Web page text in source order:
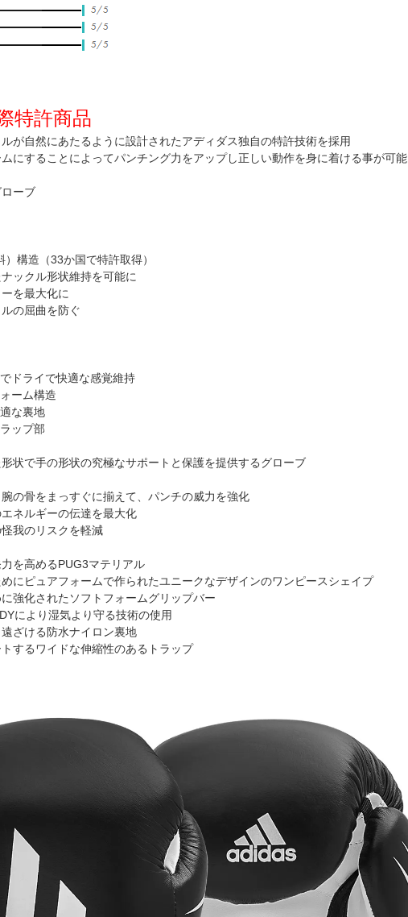
特許商品
が自然にあたるように設計されたアディダス独自の特許技術を採用
にすることによってパンチング力をアップし正しい動作を身に着ける事が可能
ーブ
構造（33か国で特許取得）
ックル形状維持を可能に
を最大化に
の屈曲を防ぐ
ドライで快適な感覚維持
ーム構造
な裏地
ップ部
状で手の形状の究極なサポートと保護を提供するグローブ
の骨をまっすぐに揃えて、パンチの威力を強化
ネルギーの伝達を最大化
我のリスクを軽減
を高めるPUG3マテリアル
にピュアフォームで作られたユニークなデザインのワンピースシェイプ
強化されたソフトフォームグリップバー
により湿気より守る技術の使用
ざける防水ナイロン裏地
するワイドな伸縮性のあるトラップ